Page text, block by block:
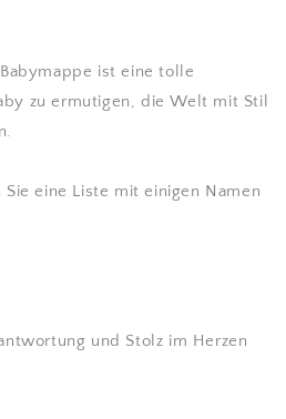
ist eine tolle
zu ermutigen, die Welt mit Stil
eine Liste mit einigen Namen
und Stolz im Herzen